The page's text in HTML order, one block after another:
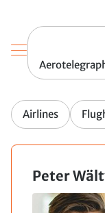
Airlines
Peter